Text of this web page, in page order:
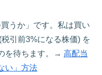
うか」です。私は買い
引前3%になる株価) を
を待ちます。→ 高配当
い」方法